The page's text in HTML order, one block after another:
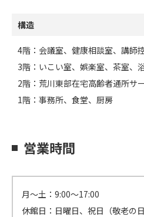
構造
4階：会議室、健康相談室、講師
3階：いこい室、娯楽室、茶室、
2階：荒川東部在宅高齢者通所サ
1階：事務所、食堂、厨房
営業時間
月～土：9:00～17:00
休館日：日曜日、祝日（敬老の日